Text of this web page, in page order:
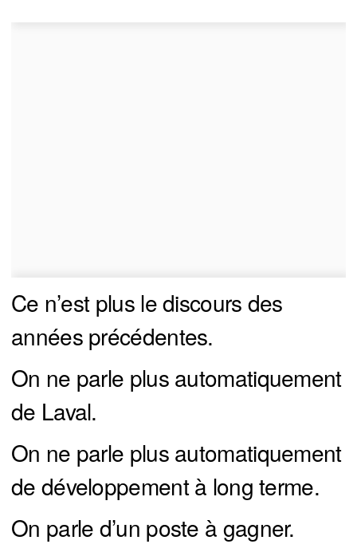
Ce n’est plus le discours des
années précédentes.
On ne parle plus automatiquement
de Laval.
On ne parle plus automatiquement
de développement à long terme.
On parle d’un poste à gagner.